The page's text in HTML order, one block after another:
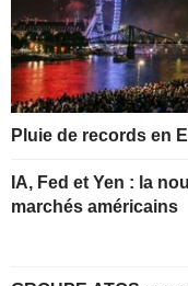
Pluie de records en
IA, Fed et Yen : la
marchés américains